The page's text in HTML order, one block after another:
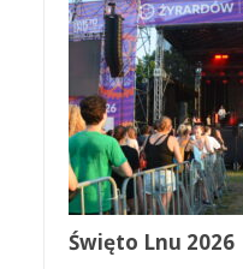
Święto Lnu 2026